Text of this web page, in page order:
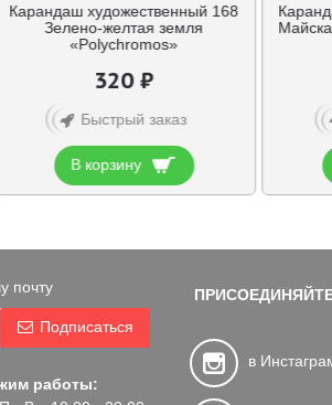
Карандаш художественный 168
Зелено-желтая земля
«Polychromos»
320 ₽
Быстрый заказ
В корзину
почту
Подписаться
работы:
в